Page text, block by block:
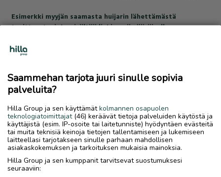
Esimerkki myyjän saamasta huijarin lähettämästä
tositteesta, joka sisältää linkin epämääräiselle
lähetä tositteita käyttäjilleen. Myös tositteella näkyvä
asiakaspalvelun sähköpostiosoite on epämääräinen.
Saammehan tarjota juuri sinulle sopivia
palveluita?
Hilla Group ja sen käyttämätkolmannen osapuolen
teknologiatoimittajat(46) keräävät tietoja palveluiden käytöstä ja
käyttäjistä (esim. IP-osoite tai laitetunniste) hyödyntäen evästeitä
tai muita teknisiä keinoja tietojen tallentamiseen ja lukemiseen
laitteellasi tarjotakseen sinulle parhaan mahdollisen
asiakaskokemuksen ja tarkoituksen mukaisia mainoksia.
Hilla Group ja sen kumppanit tarvitsevat suostumuksesi
seuraaviin: